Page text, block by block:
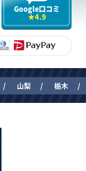
Google口コミ
★4.9
山梨 栃木